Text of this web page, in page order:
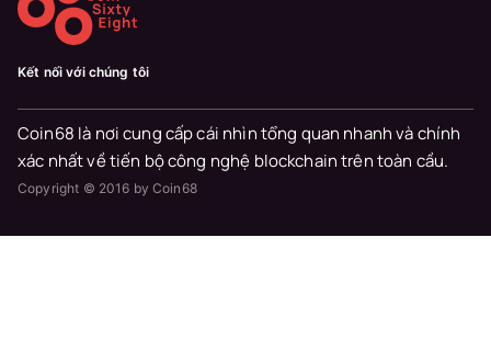
Kết nối với chúng tôi
Coin68 là nơi cung cấp cái nhìn tổng quan nhanh và chính
xác nhất về tiến bộ công nghệ blockchain trên toàn cầu.
Copyright © 2016 by Coin68